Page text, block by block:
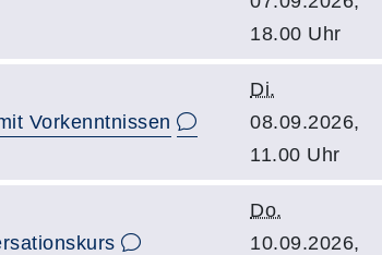
18.00 Uhr
Vorkenntnissen
Di.
08.09.2026,
11.00 Uhr
Do.
10.09.2026,